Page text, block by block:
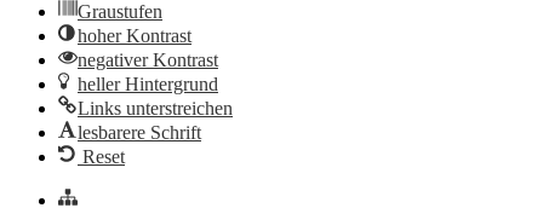
Graustufen
hoher Kontrast
negativer Kontrast
heller Hintergrund
Links unterstreichen
lesbarere Schrift
Reset